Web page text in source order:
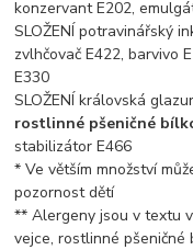
konzervant E202,
SLOŽENÍ potravinářský
zvlhčovač E422, barvivo
E330
SLOŽENÍ královská
rostlinné pšeničné
stabilizátor E466
* Ve větším množství
pozornost dětí
** Alergeny jsou v textu
vejce, rostlinné pšeničné